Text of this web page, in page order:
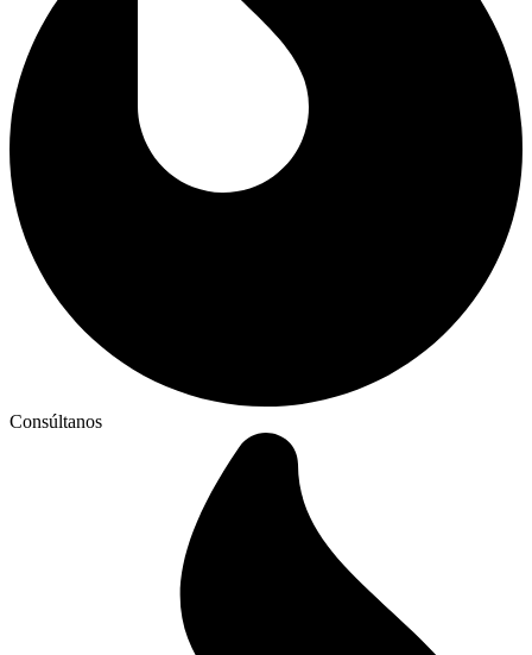
Consúltanos